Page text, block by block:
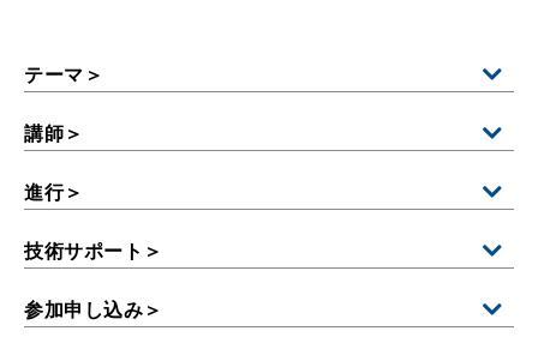
テーマ＞
講師＞
進行＞
技術サポート＞
参加申し込み＞